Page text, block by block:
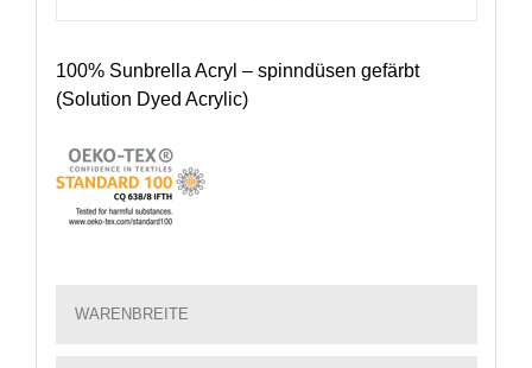
100% Sunbrella Acryl – spinndüsen gefärbt
(Solution Dyed Acrylic)
WARENBREITE